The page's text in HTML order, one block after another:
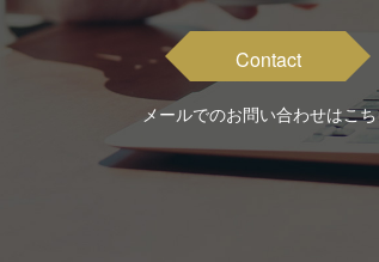
Contact
メールでのお問い合わせはこ